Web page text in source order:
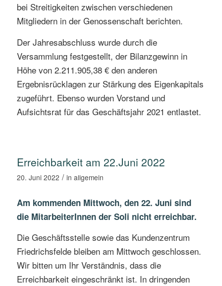
bei Streitigkeiten zwischen verschiedenen
Mitgliedern in der Genossenschaft berichten.
Der Jahresabschluss wurde durch die
Versammlung festgestellt, der Bilanzgewinn in
Höhe von 2.211.905,38 € den anderen
Ergebnisrücklagen zur Stärkung des Eigenkapitals
zugeführt. Ebenso wurden Vorstand und
Aufsichtsrat für das Geschäftsjahr 2021 entlastet.
Erreichbarkeit am 22.Juni 2022
20. Juni 2022 / in allgemein
Am kommenden Mittwoch, den 22. Juni sind
die MitarbeiterInnen der Soli nicht erreichbar.
Die Geschäftsstelle sowie das Kundenzentrum
Friedrichsfelde bleiben am Mittwoch geschlossen.
Wir bitten um Ihr Verständnis, dass die
Erreichbarkeit eingeschränkt ist. In dringenden